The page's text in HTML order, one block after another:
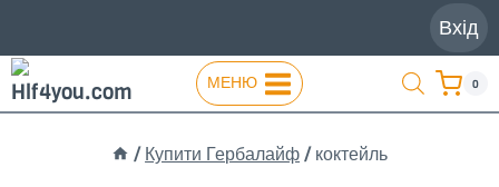
до
вмісту
Вхід
МЕНЮ 0
/ Купити Гербалайф/ коктейль